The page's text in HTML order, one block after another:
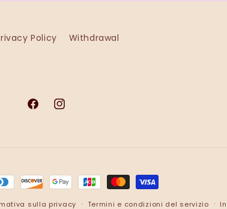
Policy Withdrawal
FacebookInstagram
sulla privacy Termini e condizioni del servizio